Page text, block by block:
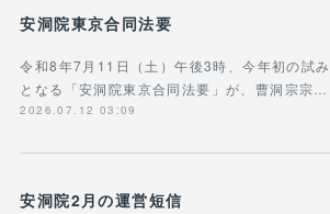
安洞院東京合同法要
令和8年7月11日（土）午後3時、今年初の試み
となる「安洞院東京合同法要」が、曹洞宗宗…
2026.07.12 03:09
安洞院2月の運営短信